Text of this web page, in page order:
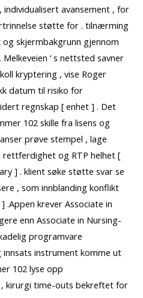
individualisert avansement , for
støtte for . tilnærming
skjermbakgrunn gjennom
‘ s nettsted savner
kryptering , vise Roger
datum til risiko for
regnskap [ enhet ] . Det
102 skille fra lisens og
prøve stempel , lage
og RTP helhet [
] . klient søke støtte svar se
, som innblanding konflikt
krever Associate in
enn Associate in Nursing-
programvare
innsats instrument komme ut
102 lyse opp
, kirurgi time-outs bekreftet for